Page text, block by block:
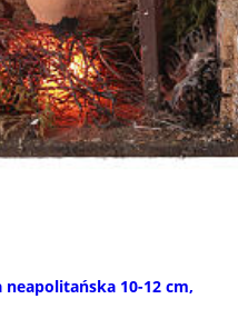
10-12 cm,